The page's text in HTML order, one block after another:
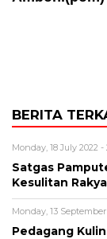
BERITA
Monday, 18 July 2022 -
Satgas
Kesulitan
Monday, 13
Pedagang